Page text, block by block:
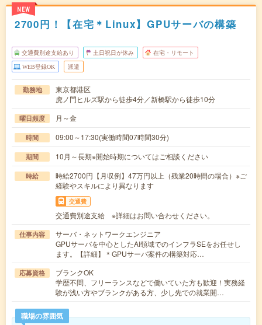
NEW
2700円！【在宅＊Linux】GPUサーバの構築
交通費別途支給あり 土日祝日が休み 在宅・リモート
WEB登録OK 派遣
勤務地
東京都港区
虎ノ門ヒルズ駅から徒歩4分／新橋駅から徒歩10分
曜日頻度 月～金
時間 09:00～17:30(実働時間07時間30分)
期間 10月～長期※開始時期についてはご相談ください
時給
時給2700円【月収例】47万円以上（残業20時間の場合）※ご
経験やスキルにより異なります
交通費
交通費別途支給 ※詳細はお問い合わせください。
仕事内容
サーバ・ネットワークエンジニア
GPUサーバを中心としたAI領域でのインフラSEをお任せし
ます。【詳細】＊GPUサーバ案件の構築対応…
応募資格
ブランクOK
学歴不問、フリーランスなどで働いていた方も歓迎！実務経
験が浅い方やブランクがある方、少し先での就業開…
職場の雰囲気